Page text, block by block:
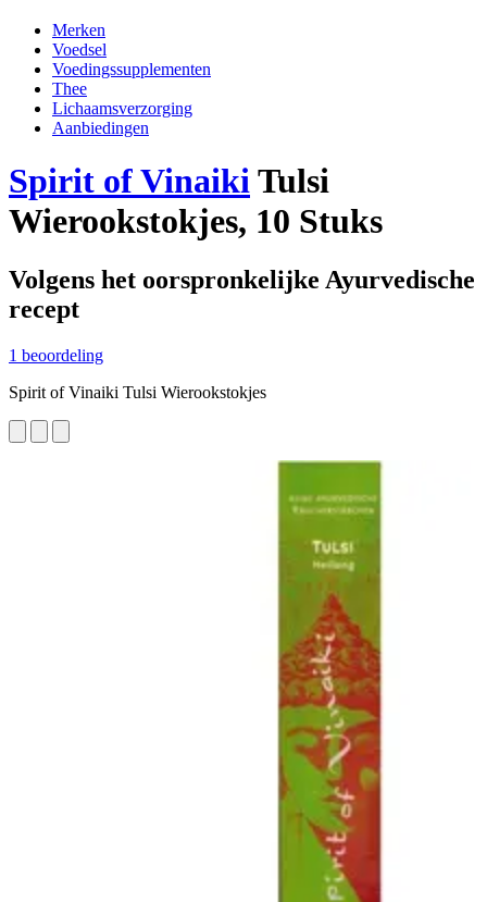
Merken
Voedsel
Voedingssupplementen
Thee
Lichaamsverzorging
Aanbiedingen
Spirit of VinaikiTulsi
Wierookstokjes, 10 Stuks
Volgens het oorspronkelijke Ayurvedische
recept
1 beoordeling
Spirit of Vinaiki Tulsi Wierookstokjes